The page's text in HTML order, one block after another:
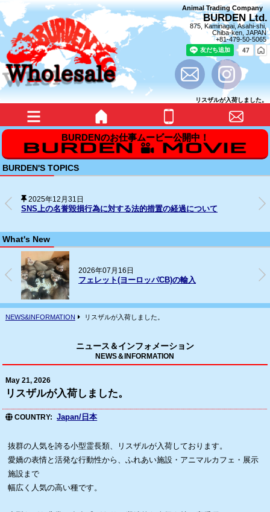
Animal Trading Company
BURDEN Ltd.
875, Kaminagai, Asahi-shi,
Chiba-ken, JAPAN
+81-479-50-5065
リスザルが入荷しました。
BURDEN'S TOPICS
2025年12月31日
SNS上の名誉毀損行為に対する法的措置の経過について
What's New
2026年07月16日
フェレット(ヨーロッパCB)の輸入
NEWS&INFORMATION リスザルが入荷しました。
ニュース＆インフォメーション
NEWS＆INFORMATION
May 21, 2026
リスザルが入荷しました。
COUNTRY Japan/日本
抜群の人気を誇る小型霊長類、リスザルが入荷しております。
愛嬌の表情と活発な行動性から、ふれあい施設・アニマルカフェ・展示
施設まで
幅広く人気の高い種です。